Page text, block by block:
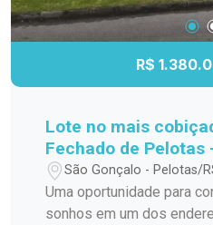
R$
Lote no mais
Fechado de Pelotas
Gonçalo!
São Gonçalo - Pelotas/
Uma oportunidade para
sonhos em um dos